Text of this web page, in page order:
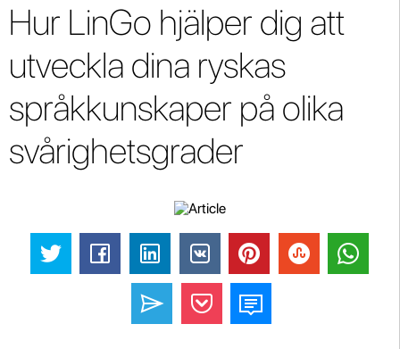
Hur LinGo hjälper dig att
utveckla dina ryskas
språkkunskaper på olika
svårighetsgrader